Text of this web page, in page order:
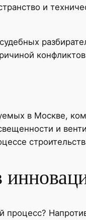
и
в Москве,
и